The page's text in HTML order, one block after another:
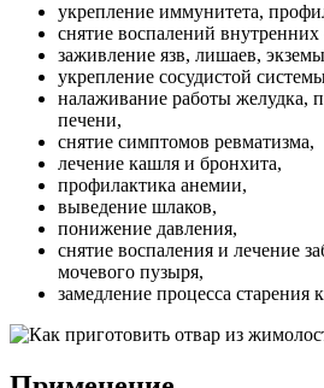
укрепление иммунитета,
снятие воспалений внутренних
заживление язв, лишаев,
укрепление сосудистой
налаживание работы желудка,
печени,
снятие симптомов ревматизма,
лечение кашля и бронхита,
профилактика анемии,
выведение шлаков,
понижение давления,
снятие воспаления и лечение
мочевого пузыря,
замедление процесса старения